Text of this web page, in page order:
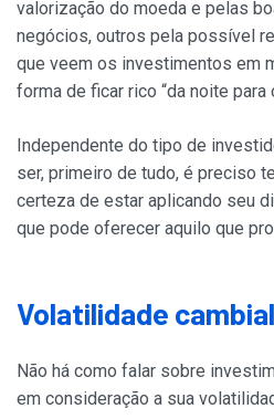
valorização do moeda e pelas
negócios, outros pela possível
que veem os investimentos em
forma de ficar rico “da noite para
Independente do tipo de
ser, primeiro de tudo, é preciso
certeza de estar aplicando seu
que pode oferecer aquilo que
Volatilidade cambial
Não há como falar sobre
em consideração a sua